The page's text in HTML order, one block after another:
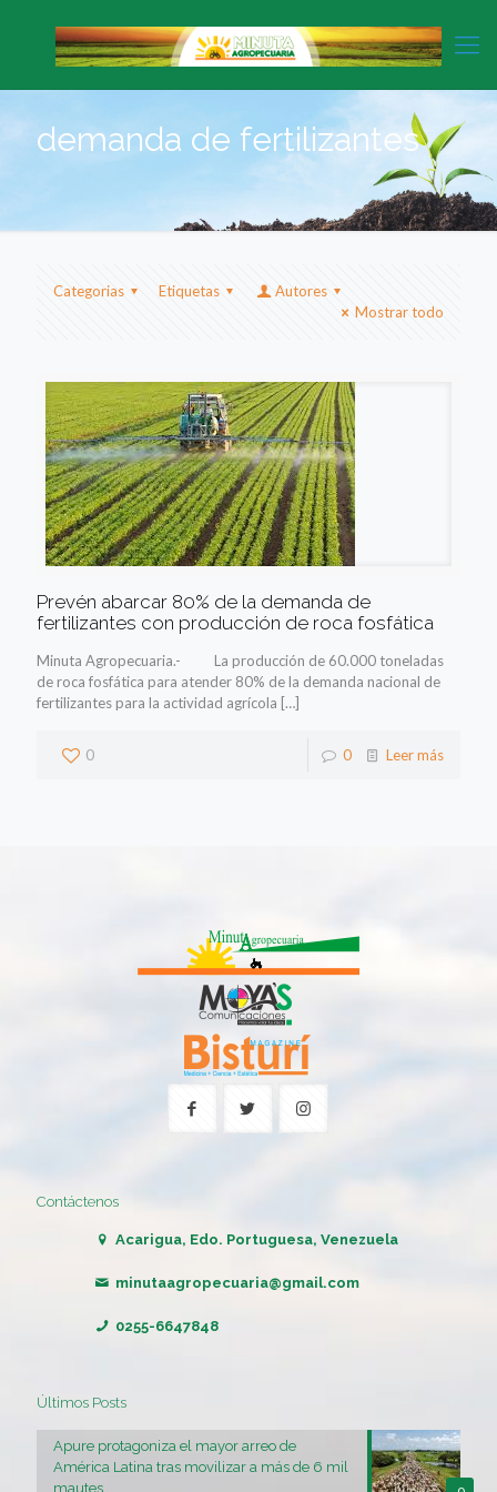
demanda de fertilizantes
Categorias Etiquetas
Autores
Mostrar todo
Prevén abarcar 80% de la demanda de
fertilizantes con producción de roca fosfática
Minuta Agropecuaria.- La producción de 60.000 toneladas
de roca fosfática para atender 80% de la demanda nacional de
fertilizantes para la actividad agrícola […]
0 0 Leer más
Contáctenos
Acarigua, Edo. Portuguesa, Venezuela
minutaagropecuaria@gmail.com
0255-6647848
Últimos Posts
Apure protagoniza el mayor arreo de
América Latina tras movilizar a más de 6 mil
mautes